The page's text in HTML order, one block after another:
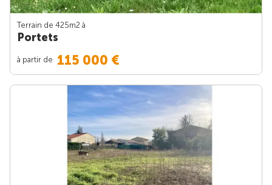
Terrain de 425m2 à
Portets
à partir de 115 000 €